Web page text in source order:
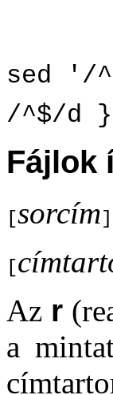
sed '/
/^$/d
Fájlok
[sorcím
[
Az r
a